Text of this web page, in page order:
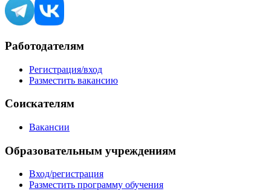
Работодателям
Регистрация/вход
Разместить вакансию
Соискателям
Вакансии
Образовательным учреждениям
Вход/регистрация
Разместить программу обучения